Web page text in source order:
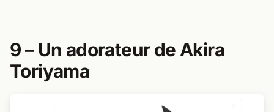
9 – Un adorateur de Akira
Toriyama